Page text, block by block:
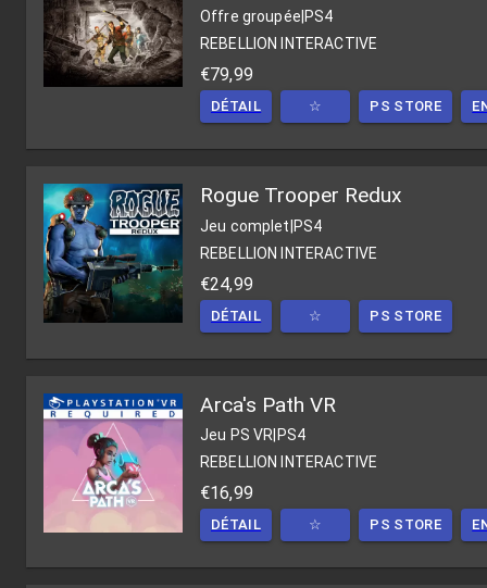
Offre groupée PS4
REBELLION INTERACTIVE
€79,99
DÉTAIL ☆ PS STORE
Rogue Trooper Redux
Jeu complet PS4
REBELLION INTERACTIVE
€24,99
DÉTAIL ☆ PS STORE
Arca's Path VR
Jeu PS VR PS4
REBELLION INTERACTIVE
€16,99
DÉTAIL ☆ PS STORE